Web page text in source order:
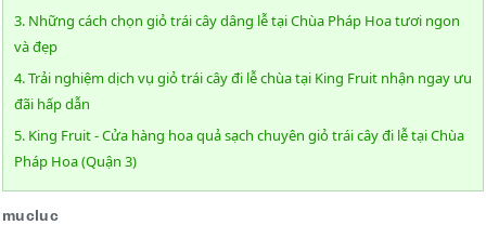
3. Những cách chọn giỏ trái cây dâng lễ tại Chùa Pháp Hoa tươi ngon
và đẹp
4. Trải nghiệm dịch vụ giỏ trái cây đi lễ chùa tại King Fruit nhận ngay ưu
đãi hấp dẫn
5. King Fruit - Cửa hàng hoa quả sạch chuyên giỏ trái cây đi lễ tại Chùa
Pháp Hoa (Quận 3)
mucluc